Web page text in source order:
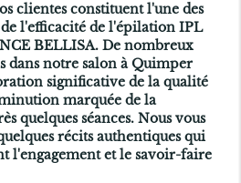
clientes constituent l'une des
l'efficacité de l'épilation IPL
BELLISA. De nombreux
dans notre salon à Quimper
significative de la qualité
marquée de la
quelques séances. Nous vous
récits authentiques qui
l'engagement et le savoir-faire